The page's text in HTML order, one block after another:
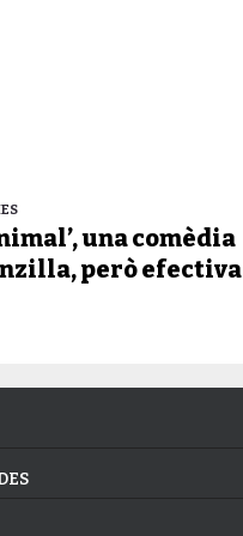
una comèdia
però efectiva